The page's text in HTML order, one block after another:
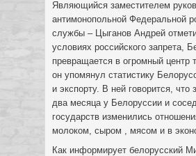
Являющийся заместителем
антимонопольной Федеральной
службы – Цыганов Андрей
условиях российского запрета,
превращается в огромный центр
он упомянул статистику
и экспорту. В ней говорится,
два месяца у Белоруссии и
государств изменились
молоком, сыром , мясом и в
Как информирует белорусский